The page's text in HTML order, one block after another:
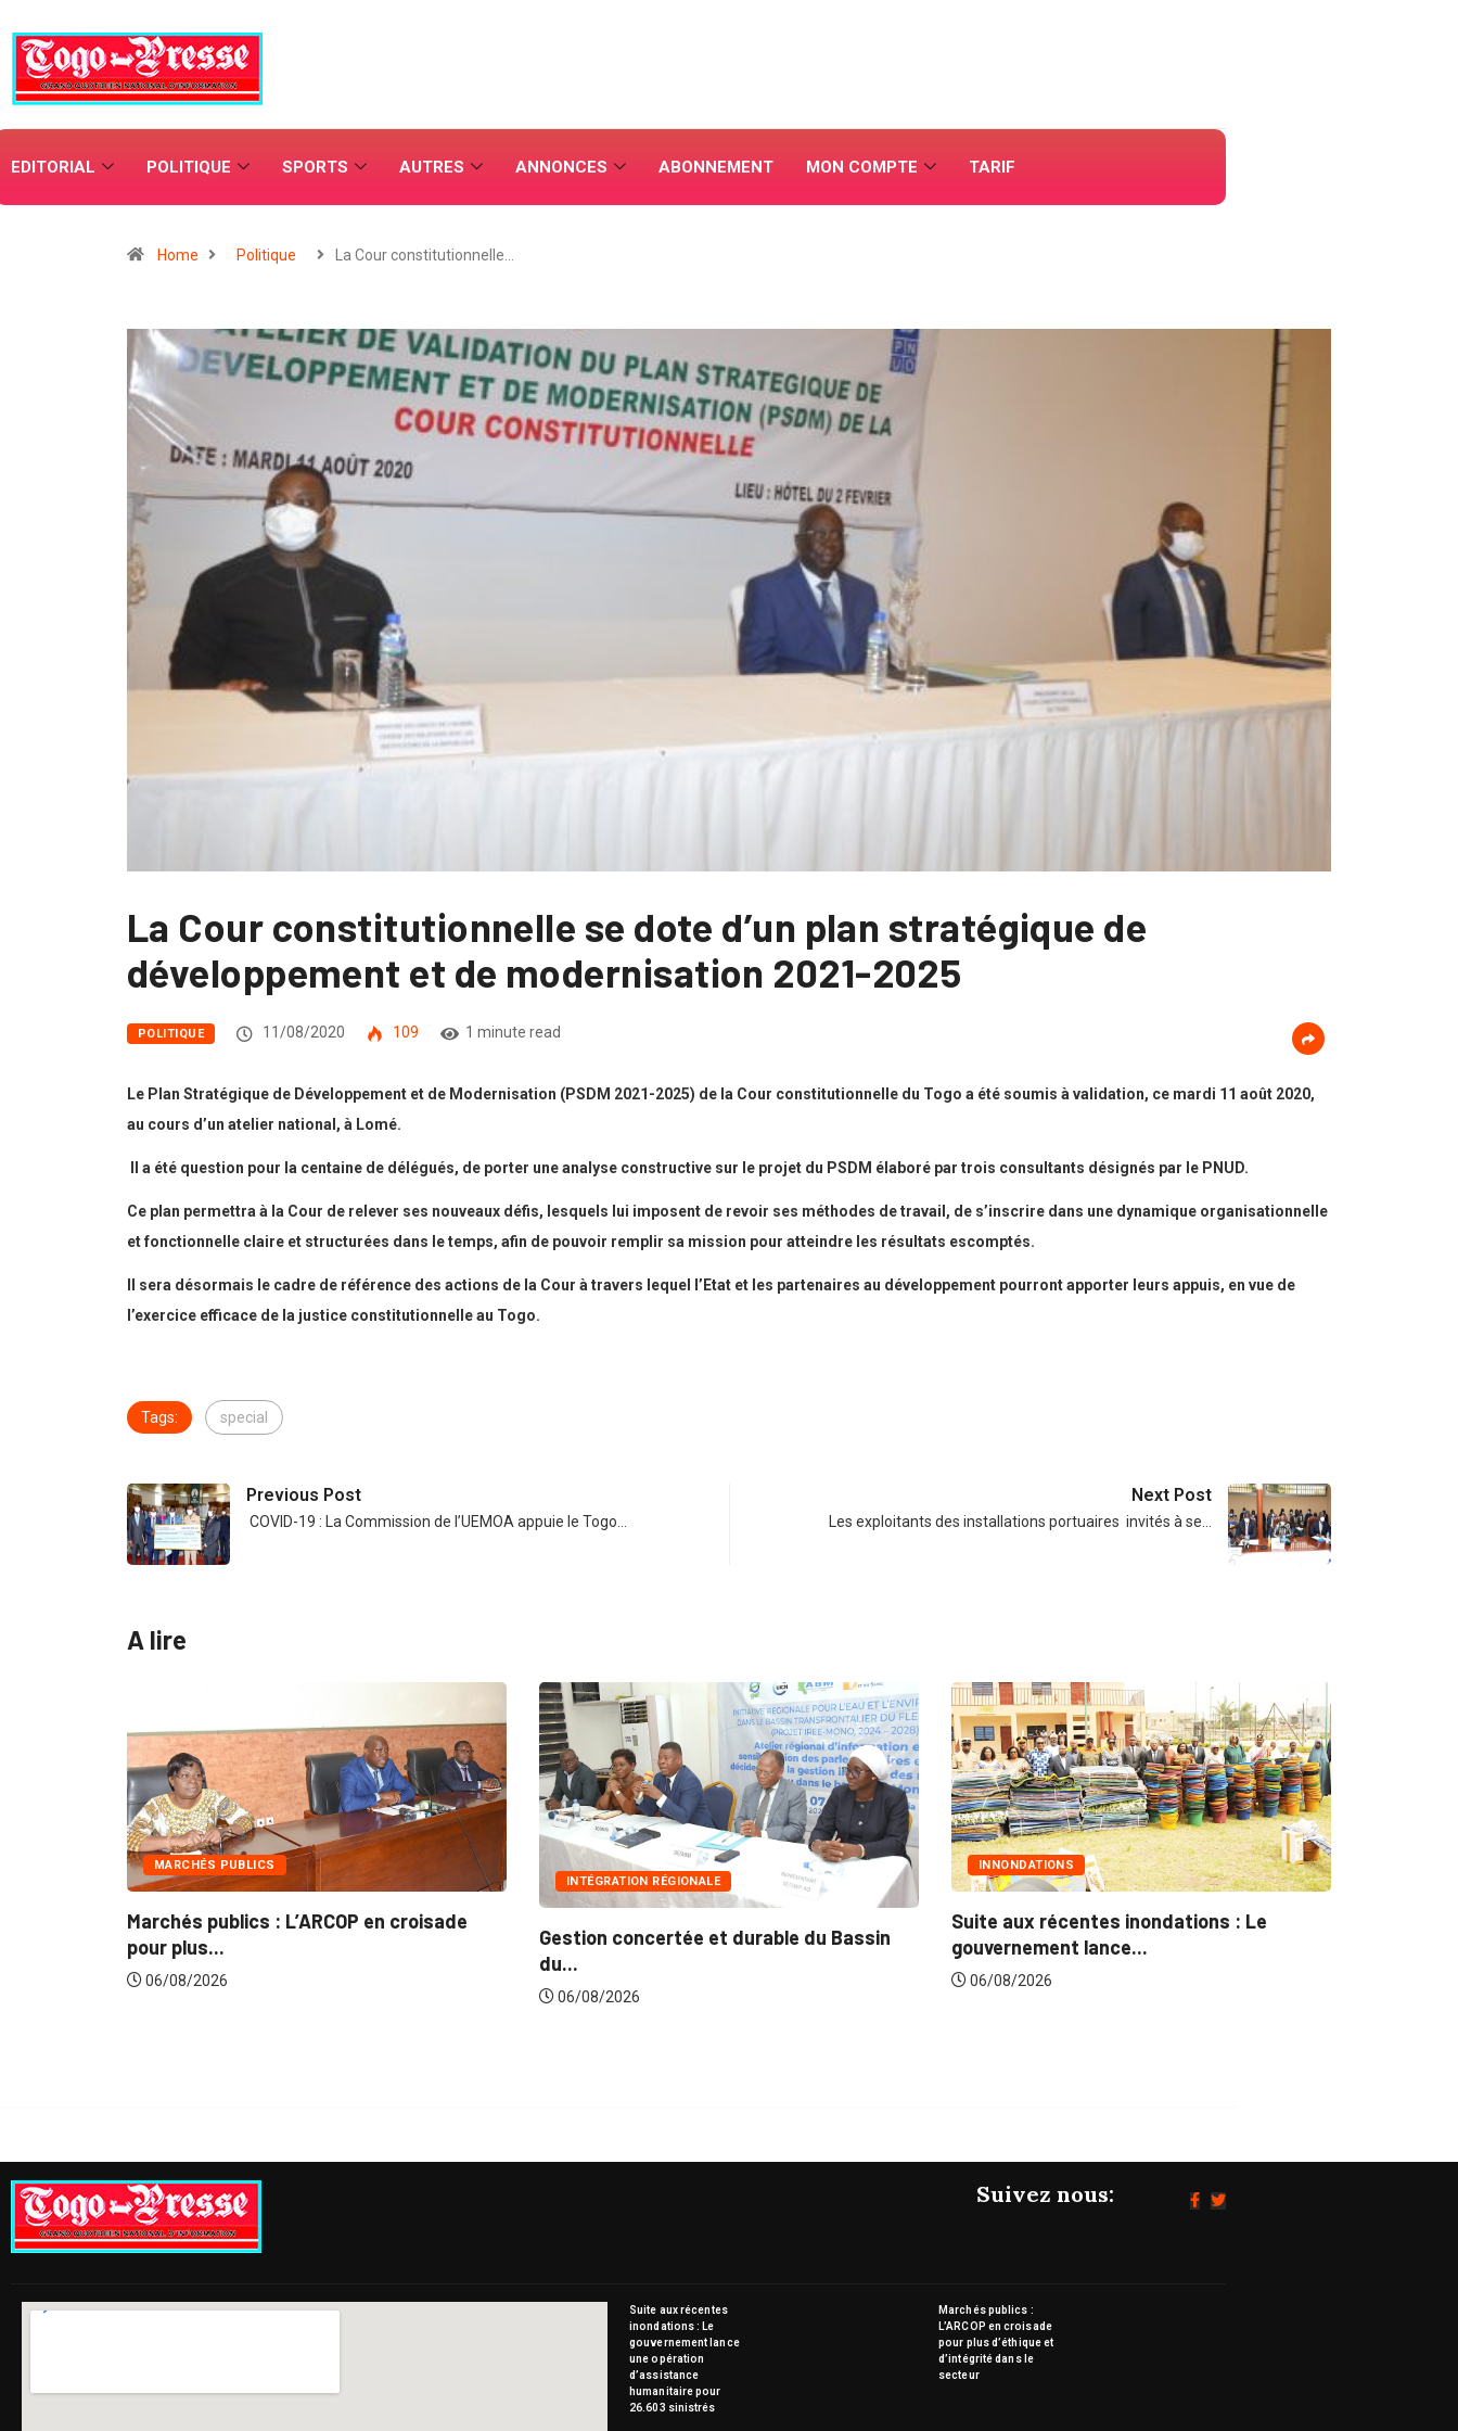
EDITORIAL POLITIQUE SPORTS AUTRES ANNONCES ABONNEMENT MON COMPTE TARIF
Home Politique La Cour constitutionnelle…
La Cour constitutionnelle se dote d’un plan stratégique de
développement et de modernisation 2021-2025
POLITIQUE 11/08/2020 109 1 minute read
Le Plan Stratégique de Développement et de Modernisation (PSDM 2021-2025) de la Cour constitutionnelle du Togo a été soumis à validation, ce mardi 11 août 2020,
au cours d’un atelier national, à Lomé.
Il a été question pour la centaine de délégués, de porter une analyse constructive sur le projet du PSDM élaboré par trois consultants désignés par le PNUD.
Ce plan permettra à la Cour de relever ses nouveaux défis, lesquels lui imposent de revoir ses méthodes de travail, de s’inscrire dans une dynamique organisationnelle
et fonctionnelle claire et structurées dans le temps, afin de pouvoir remplir sa mission pour atteindre les résultats escomptés.
Il sera désormais le cadre de référence des actions de la Cour à travers lequel l’Etat et les partenaires au développement pourront apporter leurs appuis, en vue de
l’exercice efficace de la justice constitutionnelle au Togo.
Tags: special
Previous Post
COVID-19 : La Commission de l’UEMOA appuie le Togo…
Next Post
Les exploitants des installations portuaires invités à se…
A lire
MARCHÉS PUBLICS
Marchés publics : L’ARCOP en croisade
pour plus...
06/08/2026
INTÉGRATION RÉGIONALE
Gestion concertée et durable du Bassin
du...
06/08/2026
INNONDATIONS
Suite aux récentes inondations : Le
gouvernement lance...
06/08/2026
Suivez nous:
Suite aux récentes
inondations : Le
gouvernement lance
une opération
d’assistance
humanitaire pour
26.603 sinistrés
Marchés publics :
L’ARCOP en croisade
pour plus d’éthique et
d’intégrité dans le
secteur